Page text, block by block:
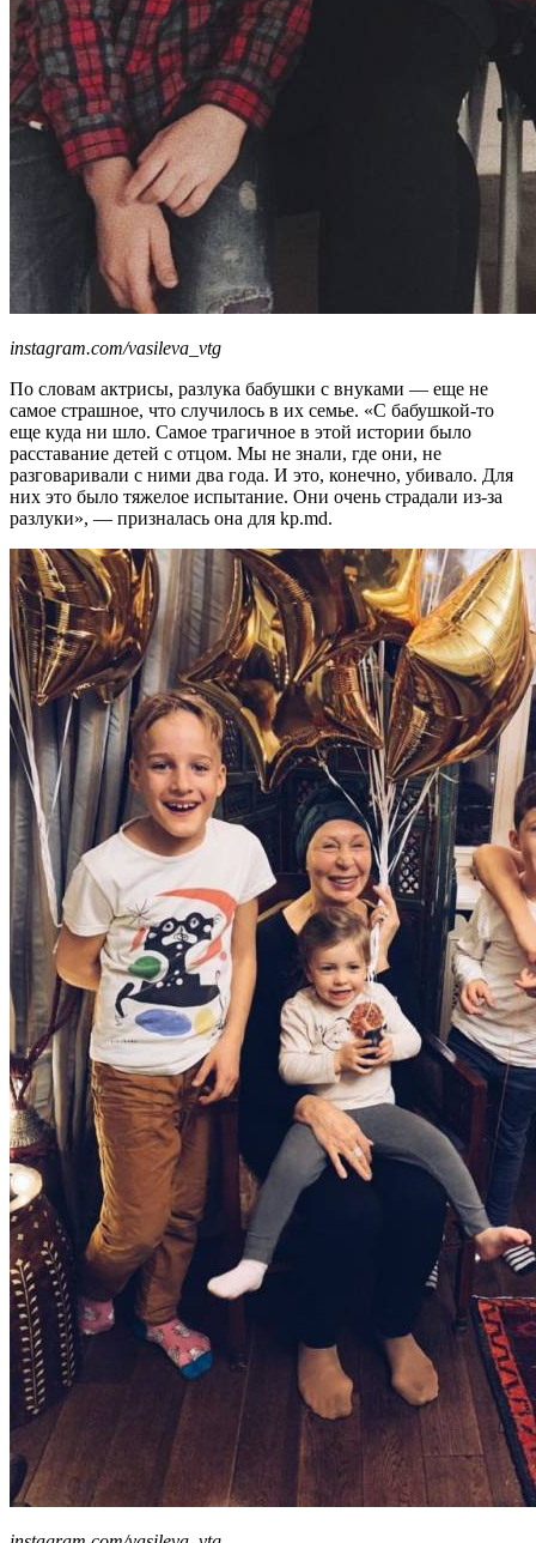
instagram.com/vasileva_vtg
По словам актрисы, разлука бабушки с внуками — еще не
самое страшное, что случилось в их семье. «С бабушкой-то
еще куда ни шло. Самое трагичное в этой истории было
расставание детей с отцом. Мы не знали, где они, не
разговаривали с ними два года. И это, конечно, убивало. Для
них это было тяжелое испытание. Они очень страдали из-за
разлуки», — призналась она для kp.md.